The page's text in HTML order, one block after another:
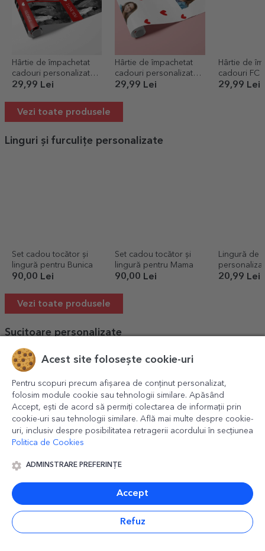
Hârtie de împachetat
cadouri personalizată
cu o poză și text - Love
29,99 Lei
Hârtie de împachetat
cadouri personalizată
cu o poză - Inimă
29,99 Lei
Hârtie de
cadouri FC
29,99 Lei
Vezi toate produsele
Linguri și furculițe personalizate
Set cadou tocător și
lingură pentru Bunica
90,00 Lei
Set cadou tocător și
lingură pentru Mama
90,00 Lei
Lingură de
Tomatoes
20,99 Lei
Vezi toate produsele
Sucitoare personalizate
Sucitor de lemn
39,00 Lei
Calm
42,00 Lei
Rame foto personalizate
Acest site folosește cookie-uri
Pentru scopuri precum afișarea de conținut personalizat,
folosim module cookie sau tehnologii similare. Apăsând
Accept, ești de acord să permiți colectarea de informații prin
cookie-uri sau tehnologii similare. Află mai multe despre cookie-
uri, inclusiv despre posibilitatea retragerii acordului în secțiunea
Politica de Cookies
ADMINSTRARE PREFERINȚE
Accept
Refuz